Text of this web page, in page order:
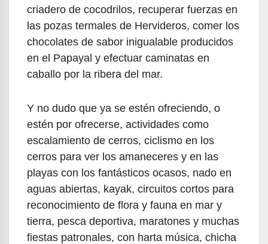
criadero de cocodrilos, recuperar fuerzas en
las pozas termales de Hervideros, comer los
chocolates de sabor inigualable producidos
en el Papayal y efectuar caminatas en
caballo por la ribera del mar.
Y no dudo que ya se estén ofreciendo, o
estén por ofrecerse, actividades como
escalamiento de cerros, ciclismo en los
cerros para ver los amaneceres y en las
playas con los fantásticos ocasos, nado en
aguas abiertas, kayak, circuitos cortos para
reconocimiento de flora y fauna en mar y
tierra, pesca deportiva, maratones y muchas
fiestas patronales, con harta música, chicha